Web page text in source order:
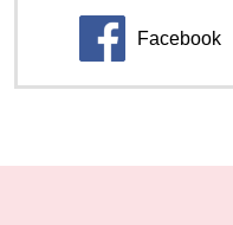
Facebook
別のウィ